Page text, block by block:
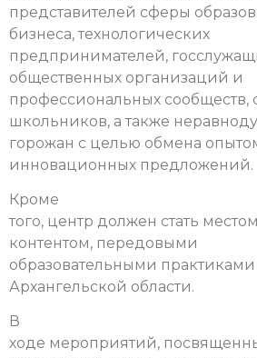
представителей сферы
бизнеса, технологических
предпринимателей,
общественных организаций и
профессиональных сообществ,
школьников, а также
горожан с целью обмена
инновационных предложений.
Кроме
того, центр должен стать
контентом, передовыми
образовательными
Архангельской области.
В
ходе мероприятий,